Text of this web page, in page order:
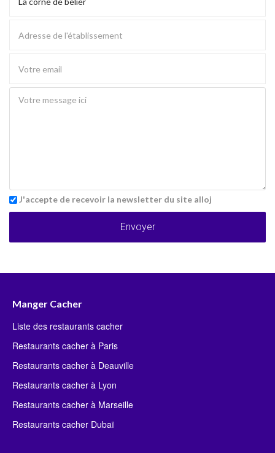
J'accepte de recevoir la newsletter du site alloj
Envoyer
Manger Cacher
Liste des restaurants cacher
Restaurants cacher à Paris
Restaurants cacher à Deauville
Restaurants cacher à Lyon
Restaurants cacher à Marseille
Restaurants cacher Dubaï